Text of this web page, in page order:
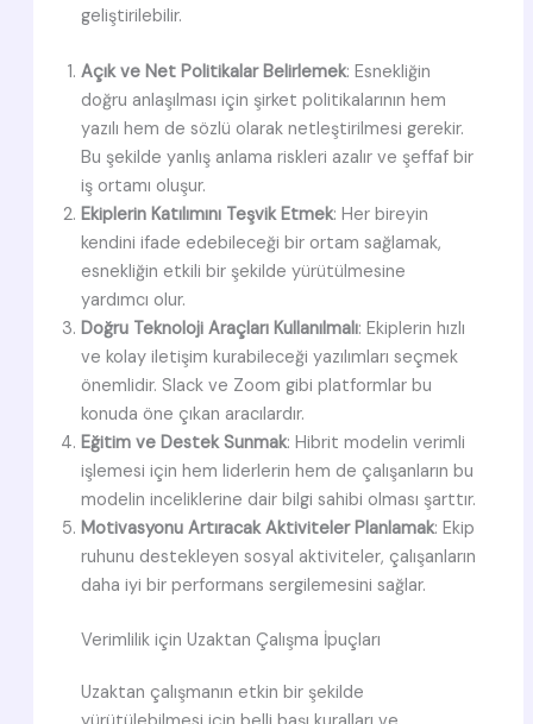
geliştirilebilir.
Açık ve Net Politikalar Belirlemek: Esnekliğin
doğru anlaşılması için şirket politikalarının hem
yazılı hem de sözlü olarak netleştirilmesi gerekir.
Bu şekilde yanlış anlama riskleri azalır ve şeffaf bir
iş ortamı oluşur.
Ekiplerin Katılımını Teşvik Etmek: Her bireyin
kendini ifade edebileceği bir ortam sağlamak,
esnekliğin etkili bir şekilde yürütülmesine
yardımcı olur.
Doğru Teknoloji Araçları Kullanılmalı: Ekiplerin hızlı
ve kolay iletişim kurabileceği yazılımları seçmek
önemlidir. Slack ve Zoom gibi platformlar bu
konuda öne çıkan aracılardır.
Eğitim ve Destek Sunmak: Hibrit modelin verimli
işlemesi için hem liderlerin hem de çalışanların bu
modelin inceliklerine dair bilgi sahibi olması şarttır.
Motivasyonu Artıracak Aktiviteler Planlamak: Ekip
ruhunu destekleyen sosyal aktiviteler, çalışanların
daha iyi bir performans sergilemesini sağlar.
Verimlilik için Uzaktan Çalışma İpuçları
Uzaktan çalışmanın etkin bir şekilde